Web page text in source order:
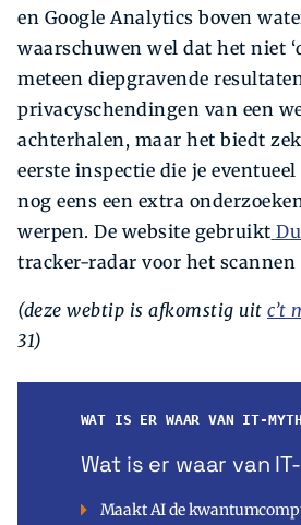
en Google Analytics boven
waarschuwen wel dat het niet
meteen diepgravende
privacyschendingen van een
achterhalen, maar het biedt
eerste inspectie die je
nog eens een extra
werpen. De web­site gebruikt
tracker-radar voor het scannen
(deze webtip is afkomstig uit c’t
31)
WAT IS ER WAAR VAN IT-
Wat is er waar van
Maakt AI de